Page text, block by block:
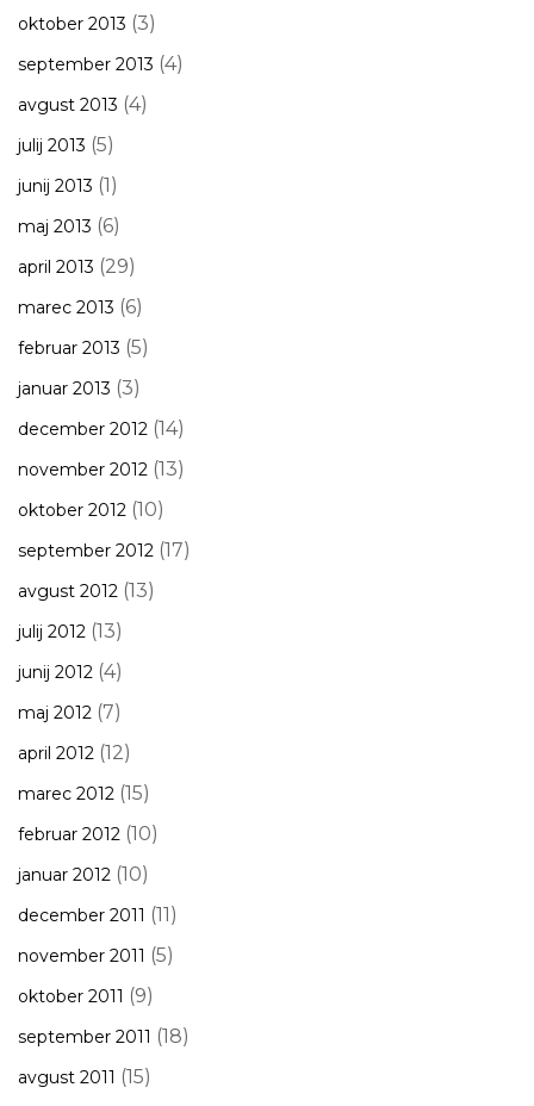
oktober 2013 (3)
september 2013 (4)
avgust 2013 (4)
julij 2013 (5)
junij 2013 (1)
maj 2013 (6)
april 2013 (29)
marec 2013 (6)
februar 2013 (5)
januar 2013 (3)
december 2012 (14)
november 2012 (13)
oktober 2012 (10)
september 2012 (17)
avgust 2012 (13)
julij 2012 (13)
junij 2012 (4)
maj 2012 (7)
april 2012 (12)
marec 2012 (15)
februar 2012 (10)
januar 2012 (10)
december 2011 (11)
november 2011 (5)
oktober 2011 (9)
september 2011 (18)
avgust 2011 (15)